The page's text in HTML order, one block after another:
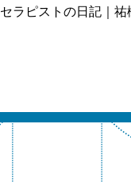
セラピストの日記｜